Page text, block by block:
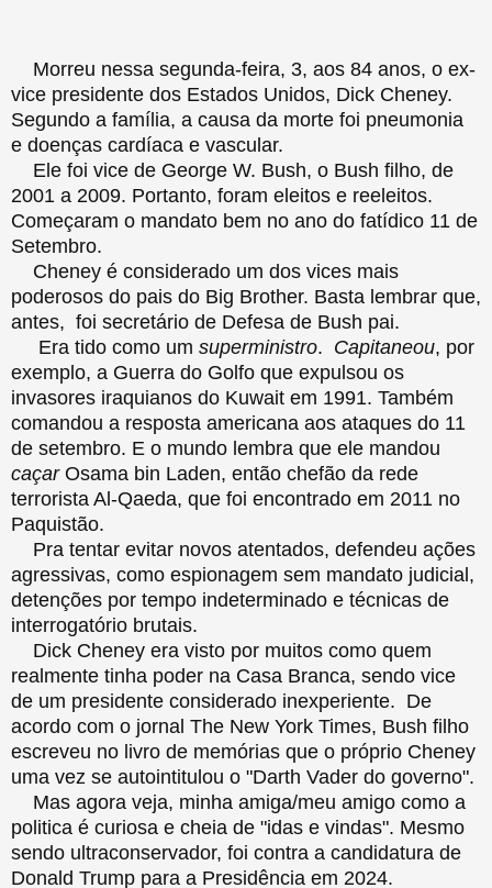
Morreu nessa segunda-feira, 3, aos 84 anos, o ex-
vice presidente dos Estados Unidos, Dick Cheney.
Segundo a família, a causa da morte foi pneumonia
e doenças cardíaca e vascular.
Ele foi vice de George W. Bush, o Bush filho, de
2001 a 2009. Portanto, foram eleitos e reeleitos.
Começaram o mandato bem no ano do fatídico 11 de
Setembro.
Cheney é considerado um dos vices mais
poderosos do pais do Big Brother. Basta lembrar que,
antes, foi secretário de Defesa de Bush pai.
Era tido como um superministro. Capitaneou, por
exemplo, a Guerra do Golfo que expulsou os
invasores iraquianos do Kuwait em 1991. Também
comandou a resposta americana aos ataques do 11
de setembro. E o mundo lembra que ele mandou
caçarOsama bin Laden, então chefão da rede
terrorista Al-Qaeda, que foi encontrado em 2011 no
Paquistão.
Pra tentar evitar novos atentados, defendeu ações
agressivas, como espionagem sem mandato judicial,
detenções por tempo indeterminado e técnicas de
interrogatório brutais.
Dick Cheney era visto por muitos como quem
realmente tinha poder na Casa Branca, sendo vice
de um presidente considerado inexperiente. De
acordo com o jornal The New York Times, Bush filho
escreveu no livro de memórias que o próprio Cheney
uma vez se autointitulou o "Darth Vader do governo".
Mas agora veja, minha amiga/meu amigo como a
politica é curiosa e cheia de "idas e vindas". Mesmo
sendo ultraconservador, foi contra a candidatura de
Donald Trump para a Presidência em 2024.